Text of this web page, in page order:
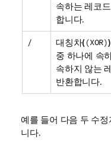
속하는 레코
합니다.
/ 대칭차((XOR)
중 하나에 속
속하지 않는
반환합니다.
예를 들어 다음 두 수
니다.